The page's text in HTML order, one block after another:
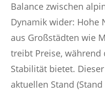
Balance zwischen
Dynamik wider: Hohe
aus Großstädten wie
treibt Preise,
Stabilität bietet.
aktuellen Stand